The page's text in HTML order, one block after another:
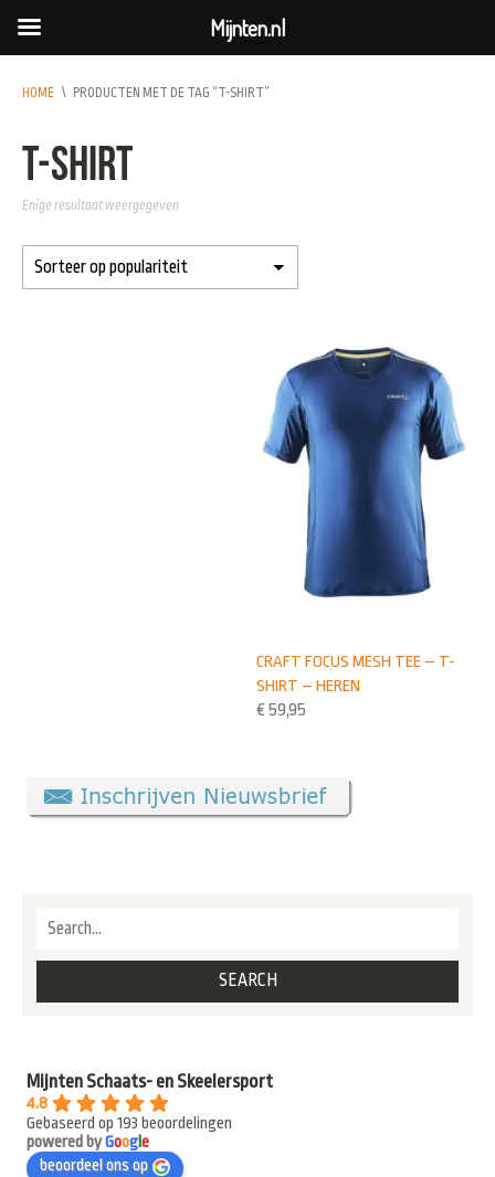
HOME \ PRODUCTEN MET DE TAG “T-SHIRT”
T-shirt
Enige resultaat weergegeven
CRAFT FOCUS MESH TEE – T-
SHIRT – HEREN
€ 59,95
Mijnten Schaats- en Skeelersport
4.8
Gebaseerd op 193 beoordelingen
powered byGoogle
beoordeel ons op
Mijnten.nl